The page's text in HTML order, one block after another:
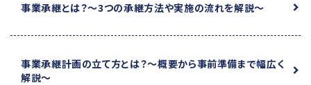
事業承継とは？～3つの承継方法や実施の流れを解説～
事業承継計画の立て方とは？～概要から事前準備まで幅広く
解説～